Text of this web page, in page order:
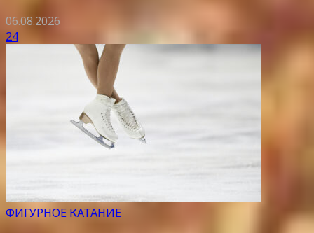
06.08.2026
24
ФИГУРНОЕ КАТАНИЕ